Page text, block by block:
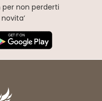
per non perderti